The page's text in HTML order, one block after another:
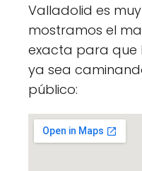
Valladolid es
mostramos el
exacta para que
ya sea
público: